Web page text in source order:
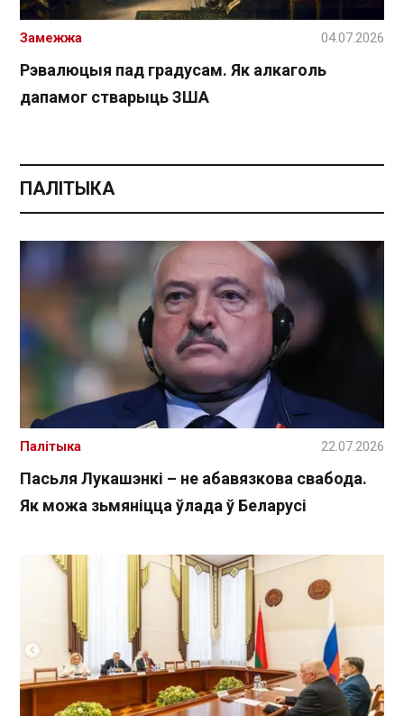
Рэвалюцыя пад градусам. Як алкаголь
дапамог стварыць ЗША
Замежжа 04.07.2026
ПАЛІТЫКА
Пасьля Лукашэнкі – не абавязкова свабода.
Як можа зьмяніцца ўлада ў Беларусі
Палітыка 22.07.2026